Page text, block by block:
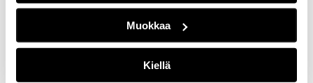
Muokkaa
Kiellä